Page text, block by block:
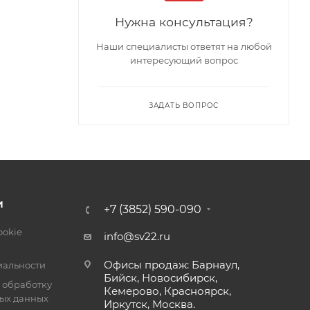
Нужна консультация?
Наши специалисты ответят на любой
интересующий вопрос
ЗАДАТЬ ВОПРОС
обработку
данных
+7 (3852) 590-090
info@sv22.ru
Офисы продаж: Барнаул,
Бийск, Новосибирск,
Кемерово, Красноярск,
Иркутск, Москва.